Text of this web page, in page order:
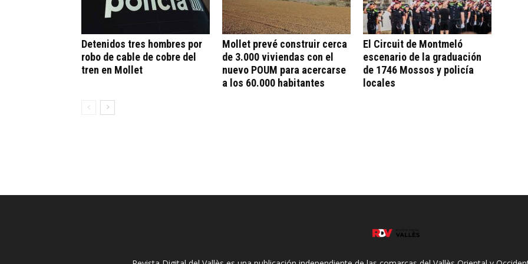
Detenidos tres hombres por
robo de cable de cobre del
tren en Mollet
Mollet prevé construir cerca
de 3.000 viviendas con el
nuevo POUM para acercarse
a los 60.000 habitantes
El Circuit de Montmeló
escenario de la graduación
de 1746 Mossos y policía
locales